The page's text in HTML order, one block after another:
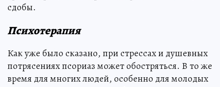
сдобы.
Психотерапия
Как уже было сказано, при стрессах и душевных
потрясениях псориаз может обостряться. В то же
время для многих людей, особенно для молодых